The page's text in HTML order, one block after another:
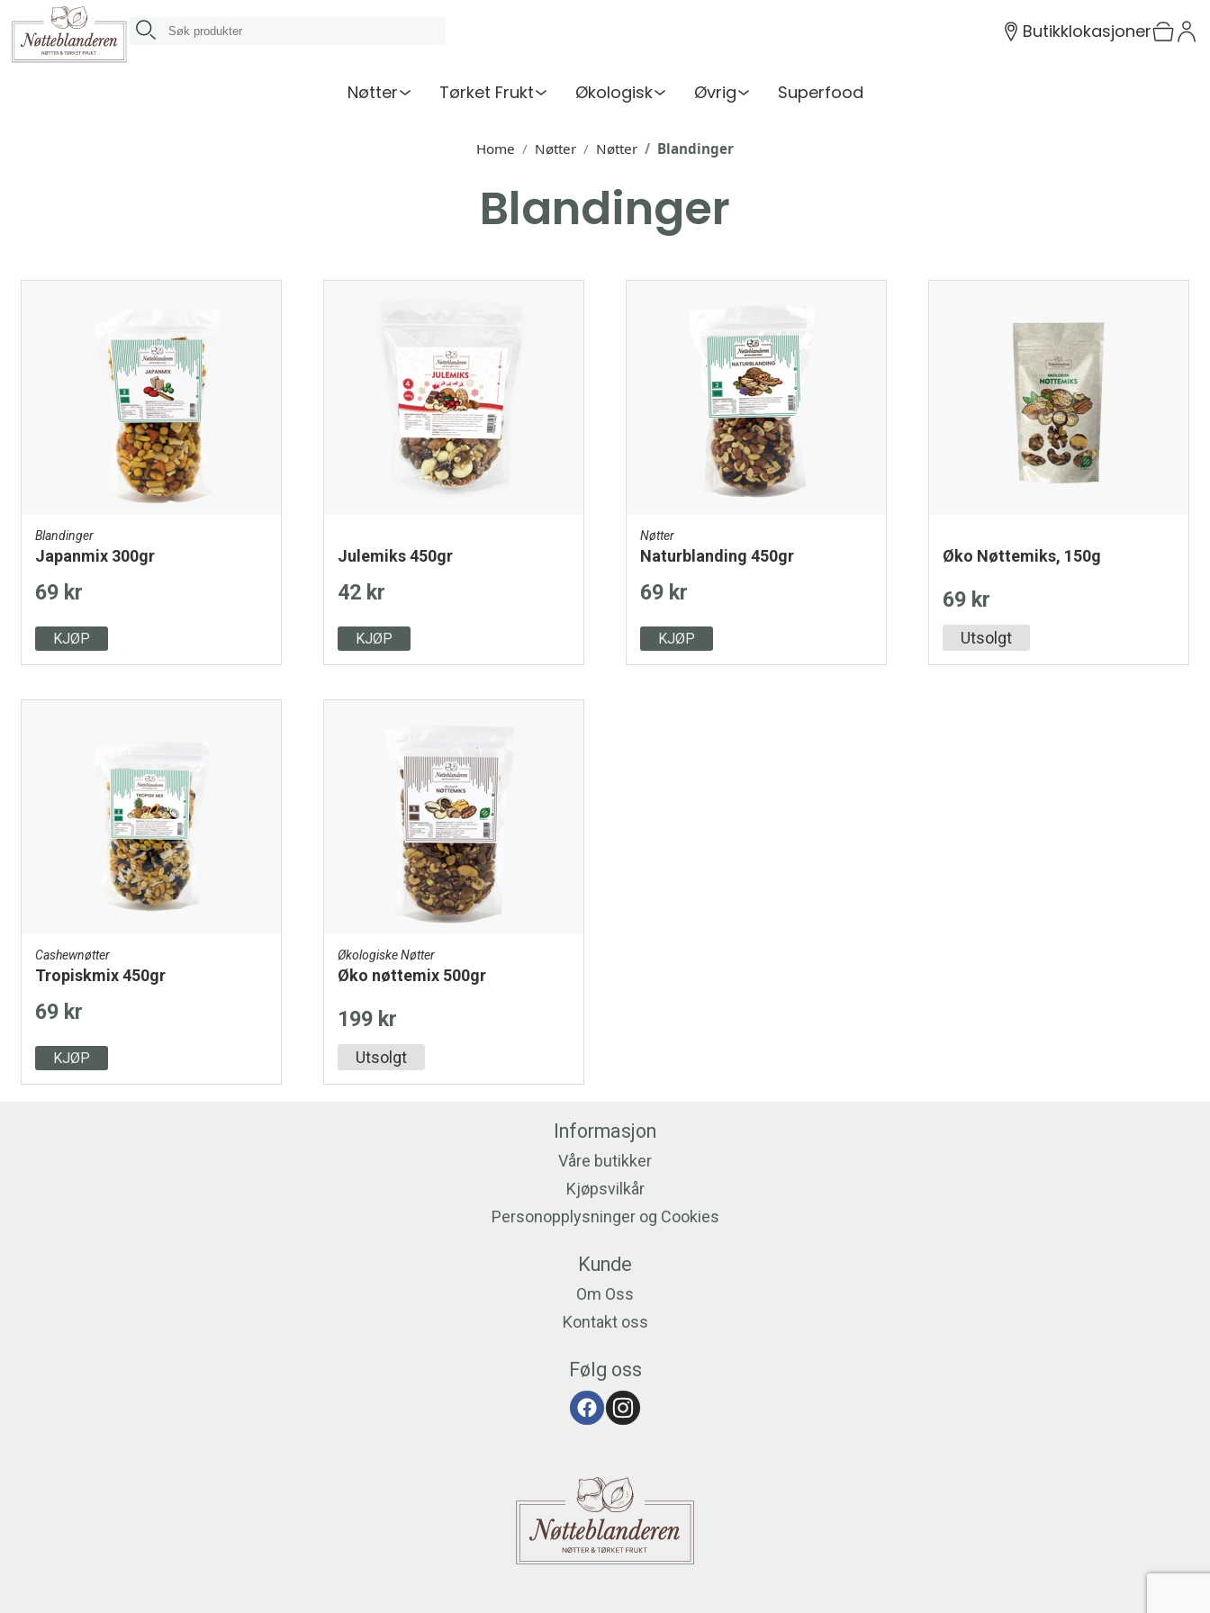
Butikklokasjoner
Nøtter Tørket Frukt Økologisk Øvrig Superfood
Home Nøtter Nøtter Blandinger
Blandinger
Blandinger
Japanmix 300gr
69 kr
KJØP
Julemiks 450gr
42 kr
KJØP
Nøtter
Naturblanding 450gr
69 kr
KJØP
Øko Nøttemiks, 150g
69 kr
Utsolgt
Cashewnøtter
Tropiskmix 450gr
69 kr
KJØP
Økologiske Nøtter
Øko nøttemix 500gr
199 kr
Utsolgt
Informasjon
Våre butikker
Kjøpsvilkår
Personopplysninger og Cookies
Kunde
Om Oss
Kontakt oss
Følg oss